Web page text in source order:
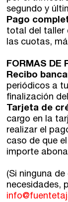
segundo y
Pago
total del taller
las cuotas,
FORMAS DE
Recibo
periódicos a
finalización
Tarjeta de
cargo en la
realizar el
caso de que
importe
(Si ninguna
necesidades,